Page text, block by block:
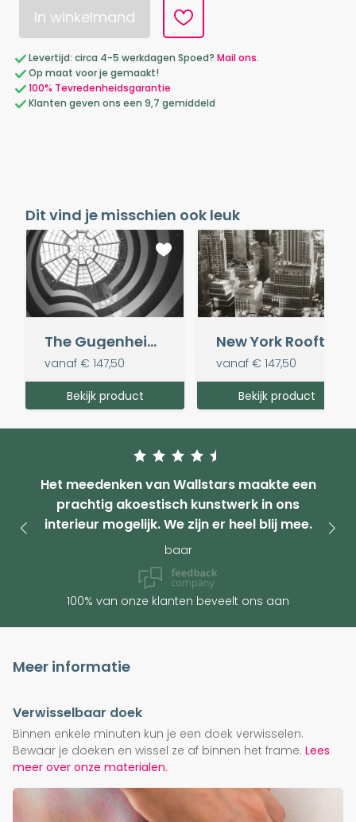
In winkelmand
Levertijd: circa 4-5 werkdagen Spoed? Mail ons.
Op maat voor je gemaakt!
100% Tevredenheidsgarantie
Klanten geven ons een 9,7 gemiddeld
Dit vind je misschien ook leuk
The Gugenheim Museum
vanaf € 147,50
Bekijk product
vanaf € 147,50
Bekijk product
Het meedenken van Wallstars maakte een
prachtig akoestisch kunstwerk in ons
interieur mogelijk. We zijn er heel blij mee.
baar
100% van onze klanten beveelt ons aan
Meer informatie
Verwisselbaar doek
Binnen enkele minuten kun je een doek verwisselen.
Bewaar je doeken en wissel ze af binnen het frame. Lees
meer over onze materialen.